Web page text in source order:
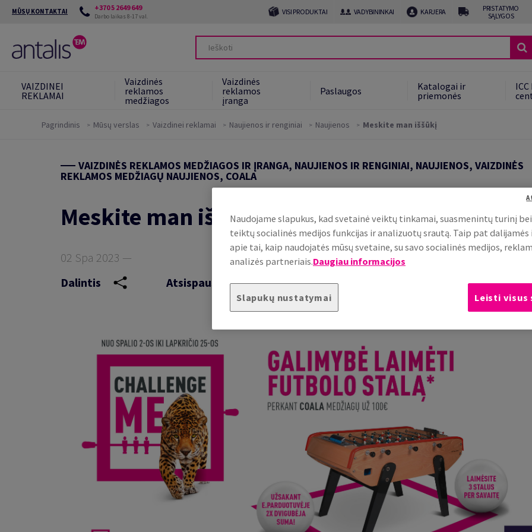
MŪSŲ KONTAKTAI +370 5 2649 649
Darbo laikas 8-17 val. VISI PRODUKTAI VADYBININKAI KARJERA
PRISTATYMO
SĄLYGOS
VAIZDINEI
REKLAMAI
Vaizdinės
reklamos
medžiagos
Vaizdinės
reklamos
įranga
Paslaugos
Katalogai ir
priemonės
Tvaresnės alternatyvos
Pagrindinis Mūsų verslas Vaizdinei reklamai Naujienos ir renginiai Naujienos Meskite man iššūkį
VAIZDINĖS REKLAMOS MEDŽIAGOS IR ĮRANGA, NAUJIENOS IR RENGINIAI, NAUJIENOS, VAIZDINĖS
REKLAMOS MEDŽIAGŲ NAUJIENOS, COALA
Meskite man iššūkį!
02 Spa 2023 —
Dalintis
Atsispausdinti
Naudojame slapukus, kad svetainė veiktų tinkamai, suasmenintų turinį
teiktų socialinės medijos funkcijas ir analizuotų srautą. Taip pat
apie tai, kaip naudojatės mūsų svetaine, su savo socialinės medijos,
analizės partneriais.Daugiau informacijos
Slapukų nustatymai Leisti visus